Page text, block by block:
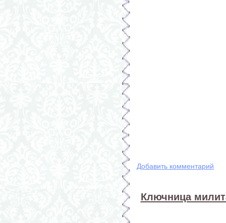
Добавить комментарий
Ключница